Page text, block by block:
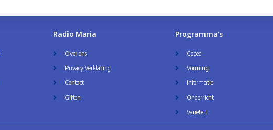
Radio Maria
Over ons
Privacy Verklaring
Contact
Giften
Programma's
Gebed
Vorming
Informatie
Onderricht
Variëteit